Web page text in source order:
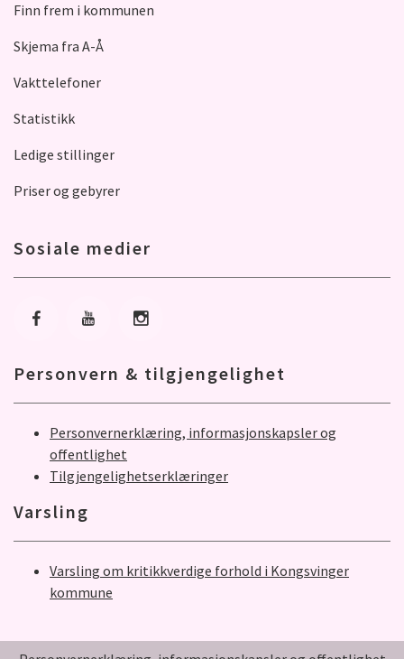
Finn frem i kommunen
Skjema fra A-Å
Vakttelefoner
Statistikk
Ledige stillinger
Priser og gebyrer
Sosiale medier
Gå til Facebook
Gå til YoutubeGå til Instagram
Personvern & tilgjengelighet
Personvernerklæring, informasjonskapsler og
offentlighet
Tilgjengelighetserklæringer
Varsling
Varsling om kritikkverdige forhold i Kongsvinger
kommune